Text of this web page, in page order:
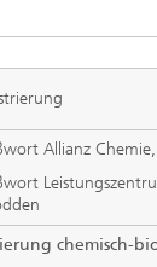
Allianz
chemisch-